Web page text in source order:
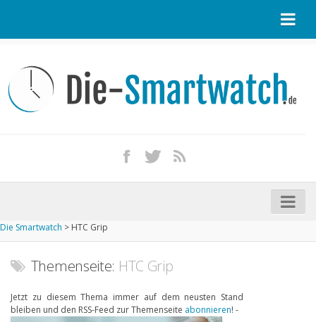
Kontakt / Tipp geben
Impressum
iPhone kaufen
Startseite
Aktuelle Smartwatches im Test
Marken und Modelle
Die Smartwatch > HTC Grip
Themenseite: HTC Grip
Jetzt zu diesem Thema immer auf dem neusten Stand
bleiben und den RSS-Feed zur Themenseite abonnieren! -